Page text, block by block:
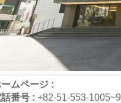
ムページ :
番号 : +82-51-553-1005~9